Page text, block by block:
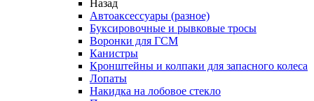
Назад
Автоаксессуары (разное)
Буксировочные и рывковые тросы
Воронки для ГСМ
Канистры
Кронштейны и колпаки для запасного колеса
Лопаты
Накидка на лобовое стекло